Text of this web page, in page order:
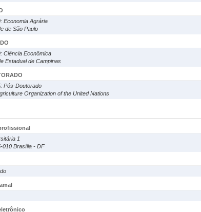
Economia Agrária
de São Paulo
Ciência Econômica
Estadual de Campinas
Pós-Doutorado
Organization of the United Nations
1
010 Brasília - DF